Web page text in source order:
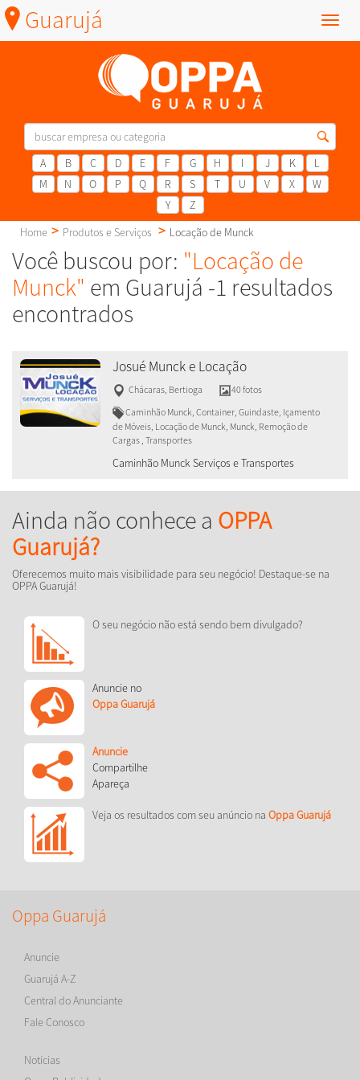
Menu
Guarujá
A B C D E F G H I J K
L
M
N O P Q R S T U V X
W
Y
Z
Home
Produtos e Serviços Locação de Munck
Você buscou por: "Locação de
Munck" em Guarujá -1 resultados
encontrados
Josué Munck e Locação
Chácaras, Bertioga
40 fotos
Caminhão Munck, Container, Guindaste, Içamento
de Móveis, Locação de Munck, Munck, Remoção de
Cargas , Transportes
Caminhão Munck Serviços e Transportes
Ainda não conhece a OPPA
Guarujá?
Oferecemos muito mais visibilidade para seu negócio! Destaque-se na
OPPA Guarujá!
O seu negócio não está sendo bem divulgado?
Anuncie no
Oppa Guarujá
Anuncie
Compartilhe
Apareça
Veja os resultados com seu anúncio na Oppa Guarujá
Oppa Guarujá
Anuncie
Guarujá A-Z
Central do Anunciante
Fale Conosco
Notícias